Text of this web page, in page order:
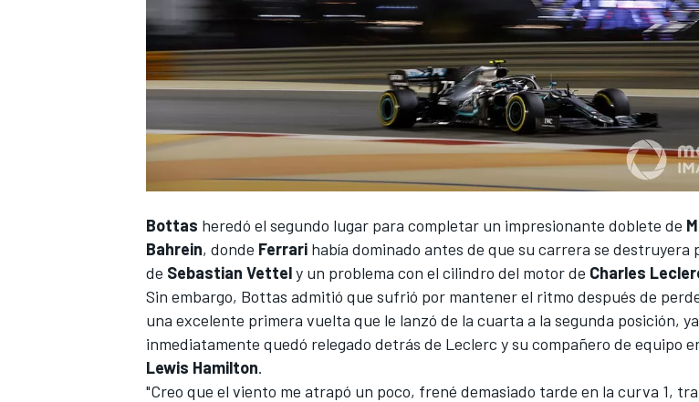
NASCAR CUP
Bottas heredó el segundo lugar para completar un impresionante doblete de
Bahrein, donde Ferrari había dominado antes de que su carrera se destruyera
de Sebastian Vettely un problema con el cilindro del motor de Charles
Sin embargo, Bottas admitió que sufrió por mantener el ritmo después de
una excelente primera vuelta que le lanzó de la cuarta a la segunda posición,
inmediatamente quedó relegado detrás de Leclerc y su compañero de equipo
Lewis Hamilton.
"Creo que el viento me atrapó un poco, frené demasiado tarde en la curva 1,